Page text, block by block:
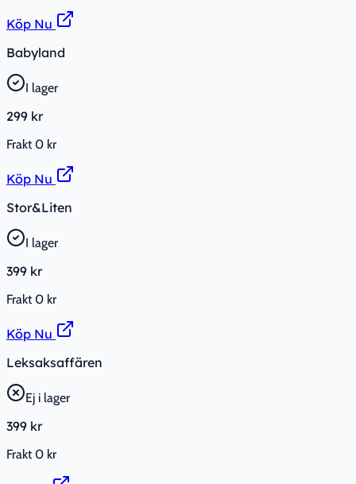
Köp Nu
Babyland
I lager
299 kr
Frakt0 kr
Köp Nu
Stor&Liten
I lager
399 kr
Frakt0 kr
Köp Nu
Leksaksaffären
Ej i lager
399 kr
Frakt0 kr